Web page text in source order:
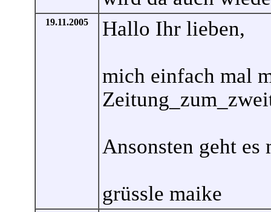
19.11.2005 Hallo Ihr lieben,
mich einfach mal
Ansonsten geht
grüssle maike